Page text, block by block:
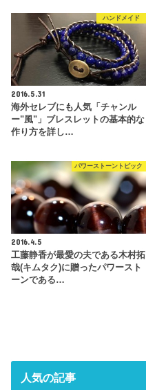
ハンドメイド
2016.5.31
海外セレブにも人気「チャンル
ー"風"」ブレスレットの基本的な
作り方を詳し…
パワーストーントピック
2016.4.5
工藤静香が最愛の夫である木村拓
哉(キムタク)に贈ったパワースト
ーンである…
人気の記事